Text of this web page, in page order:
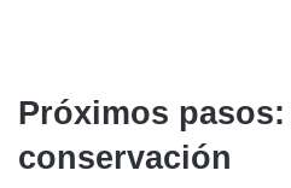
Próximos
conservación